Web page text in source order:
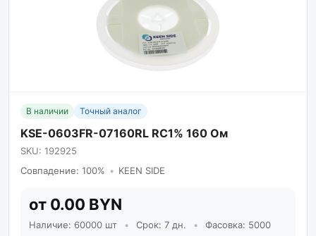
В наличии Точный аналог
KSE-0603FR-07160RL RC1% 160 Ом
SKU: 192925
Совпадение: 100% • KEEN SIDE
от 0.00 BYN
Наличие: 60000 шт • Срок: 7 дн. •
Фасовка: 5000